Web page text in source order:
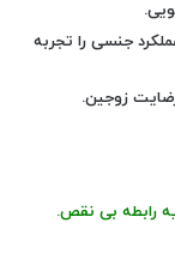
جنسی را تجربه
زوجین.
رابطه بی نقص.